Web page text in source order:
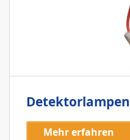
Detektorlampen
Mehr erfahren